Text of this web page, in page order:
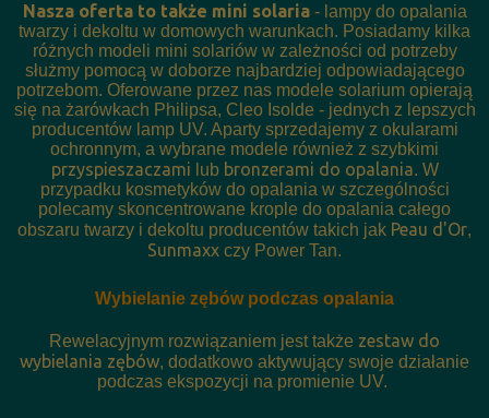
Nasza oferta to także mini solaria- lampy do opalania
twarzy i dekoltu w domowych warunkach. Posiadamy kilka
różnych modeli mini solariów w zależności od potrzeby
służmy pomocą w doborze najbardziej odpowiadającego
potrzebom. Oferowane przez nas modele solarium opierają
się na żarówkach Philipsa, Cleo Isolde - jednych z lepszych
producentów lamp UV. Aparty sprzedajemy z okularami
ochronnym, a wybrane modele również z szybkimi
przyspieszaczami lub bronzerami do opalania. W
przypadku kosmetyków do opalania w szczególności
polecamy skoncentrowane krople do opalania całego
obszaru twarzy i dekoltu producentów takich jak Peau d'Or,
Sunmaxx czy Power Tan.
Wybielanie zębów podczas opalania
Rewelacyjnym rozwiązaniem jest także zestaw do
wybielania zębów, dodatkowo aktywujący swoje działanie
podczas ekspozycji na promienie UV.